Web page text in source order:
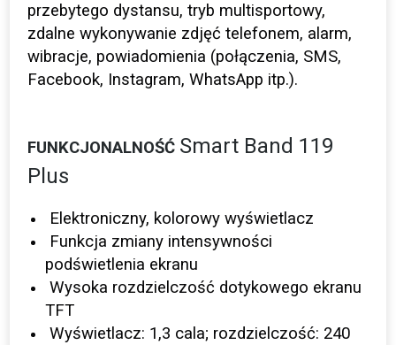
przebytego dystansu, tryb multisportowy,
zdalne wykonywanie zdjęć telefonem, alarm,
wibracje, powiadomienia (połączenia, SMS,
Facebook, Instagram, WhatsApp itp.).
FUNKCJONALNOŚĆ Smart Band 119
Plus
Elektroniczny, kolorowy wyświetlacz
Funkcja zmiany intensywności
podświetlenia ekranu
Wysoka rozdzielczość dotykowego ekranu
TFT
Wyświetlacz: 1,3 cala; rozdzielczość: 240